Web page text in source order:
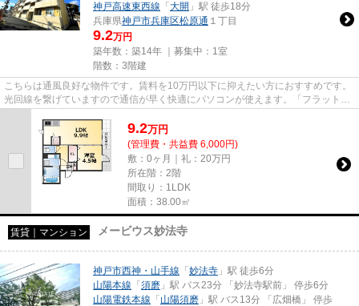
神戸高速東西線 「 大開 」駅 徒歩18分
兵庫県神戸市兵庫区松原通 １丁目
9.2万円
築年数：築14年 ｜募集中： 1室
階数：3階建
こちらは通風良好な物件です。賃料を10万円以下に抑えたい方におすすめです。
光回線を繋げていますので通信が早く快適にパソコンが使えます。「フラット松
9.2万円
(管理費・共益費 6,000円)
敷：0ヶ月｜礼：20万円
所在階：2階
間取り：1LDK
面積：38.00㎡
賃貸｜マンション メービウス妙法寺
神戸市西神・山手線 「 妙法寺 」駅 徒歩6分
山陽本線 「 須磨 」駅 バス23分 「妙法寺駅前」 停歩6分
山陽電鉄本線 「 山陽須磨 」駅 バス13分 「広畑橋」 停歩